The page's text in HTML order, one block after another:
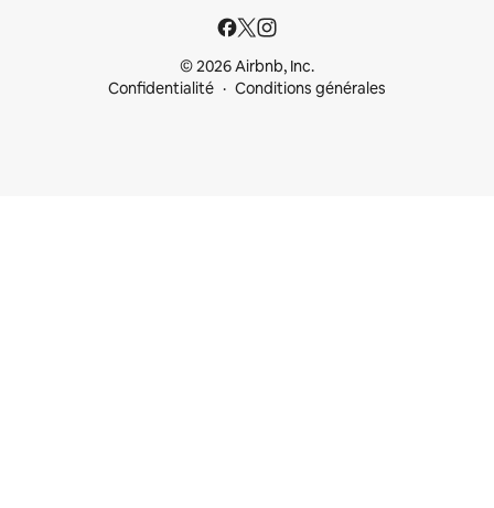
© 2026 Airbnb, Inc.
Confidentialité
Conditions générales